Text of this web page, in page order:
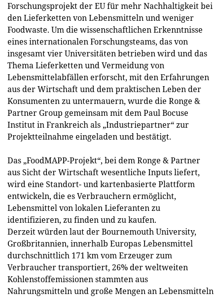
Forschungsprojekt der EU für mehr Nachhaltigkeit bei
den Lieferketten von Lebensmitteln und weniger
Foodwaste. Um die wissenschaftlichen Erkenntnisse
eines internationalen Forschungsteams, das von
insgesamt vier Universitäten betrieben wird und das
Thema Lieferketten und Vermeidung von
Lebensmittelabfällen erforscht, mit den Erfahrungen
aus der Wirtschaft und dem praktischen Leben der
Konsumenten zu untermauern, wurde die Ronge &
Partner Group gemeinsam mit dem Paul Bocuse
Institut in Frankreich als „Industriepartner“ zur
Projektteilnahme eingeladen und bestätigt.
Das „FoodMAPP-Projekt“, bei dem Ronge & Partner
aus Sicht der Wirtschaft wesentliche Inputs liefert,
wird eine Standort- und kartenbasierte Plattform
entwickeln, die es Verbrauchern ermöglicht,
Lebensmittel von lokalen Lieferanten zu
identifizieren, zu finden und zu kaufen.
Derzeit würden laut der Bournemouth University,
Großbritannien, innerhalb Europas Lebensmittel
durchschnittlich 171 km vom Erzeuger zum
Verbraucher transportiert, 26% der weltweiten
Kohlenstoffemissionen stammten aus
Nahrungsmitteln und große Mengen an Lebensmitteln